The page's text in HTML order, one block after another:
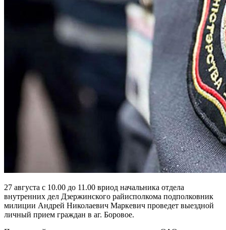
27 августа с 10.00 до 11.00 вриод начальника отдела
внутренних дел Дзержинского райисполкома подполковник
милиции Андрей Николаевич Маркевич проведет выездной
личный прием граждан в аг. Боровое.